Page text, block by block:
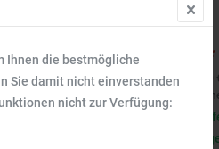
45,99 € *
Inhalt:0.05 l (919,80
Preise inkl.
Sofort
Lieferzeit 3-5
Ihnen die bestmögliche
Sie damit nicht einverstanden
nicht zur Verfügung: